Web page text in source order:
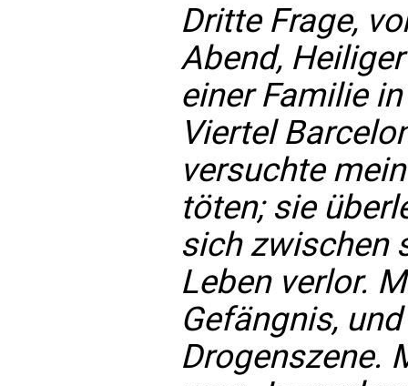
Dritte Frage,
Abend,
einer Familie
Viertel
versuchte
töten; sie
sich zwischen
Leben verlor.
Gefängnis,
Drogenszene.